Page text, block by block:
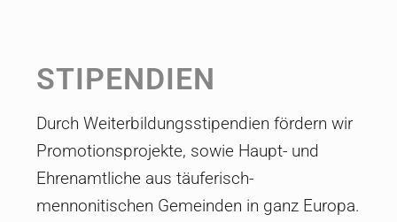
STIPENDIEN
Durch Weiterbildungsstipendien fördern wir
Promotionsprojekte, sowie Haupt- und
Ehrenamtliche aus täuferisch-
mennonitischen Gemeinden in ganz Europa.